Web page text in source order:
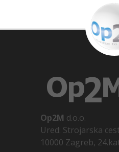
Op2M d.o.o.
Ured: Strojarska
10000 Zagreb,